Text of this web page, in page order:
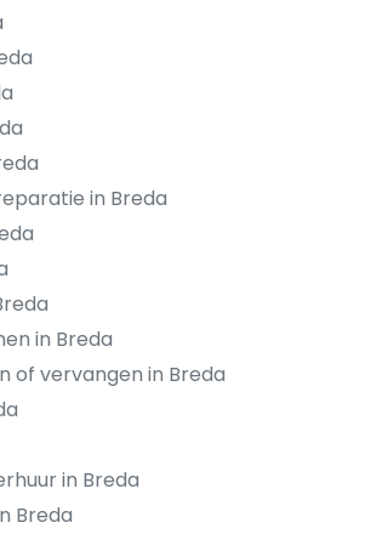
in Breda
in Breda
of vervangen in Breda
in Breda
Breda